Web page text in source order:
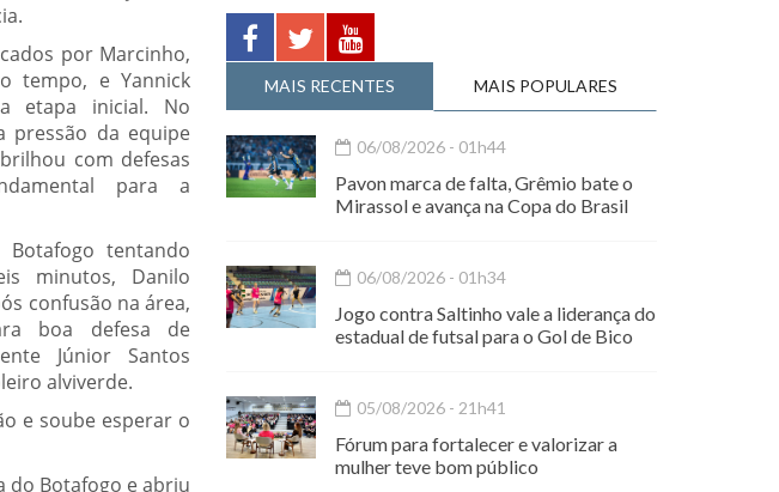
por Marcinho,
tempo, e Yannick
etapa inicial. No
pressão da equipe
com defesas
para a
tentando
minutos, Danilo
confusão na área,
boa defesa de
Júnior Santos
alviverde.
e soube esperar o
do Botafogo e abriu
MAIS RECENTES MAIS POPULARES
06/08/2026 - 01h44
Pavon marca de falta, Grêmio bate o
Mirassol e avança na Copa do Brasil
06/08/2026 - 01h34
Jogo contra Saltinho vale a liderança do
estadual de futsal para o Gol de Bico
05/08/2026 - 21h41
Fórum para fortalecer e valorizar a
mulher teve bom público